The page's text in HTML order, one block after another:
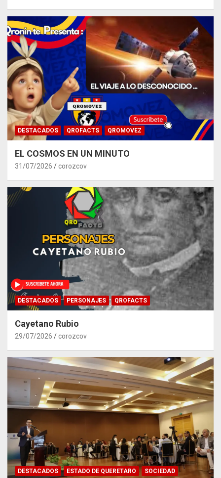
DESTACADOS QROFACTS QROMOVEZ
EL COSMOS EN UN MINUTO
31/07/2026 corozcov
DESTACADOS PERSONAJES QROFACTS
Cayetano Rubio
29/07/2026 corozcov
DESTACADOS ESTADO DE QUERETARO SOCIEDAD